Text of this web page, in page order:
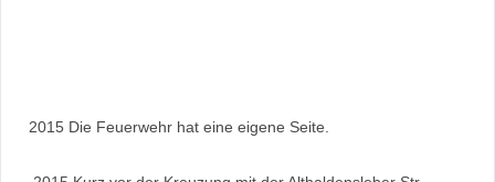
2015 Die Feuerwehr hat eine eigene Seite.